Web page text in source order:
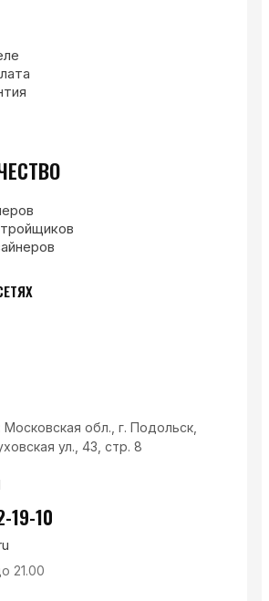
обл., г. Подольск,
ул., 43, стр. 8
19-10
21.00